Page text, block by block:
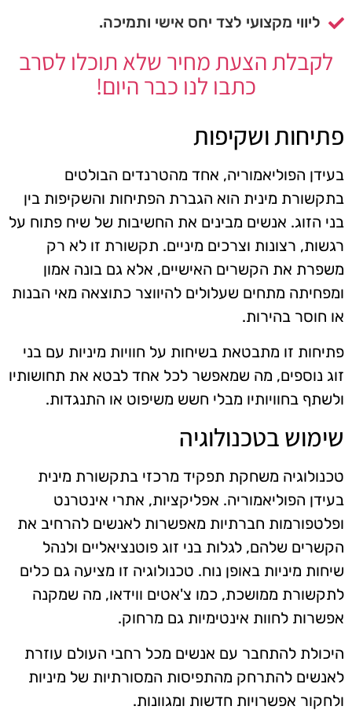
ליווי מקצועי לצד יחס אישי ותמיכה.
לקבלת הצעת מחיר שלא תוכלו לסרב
כתבו לנו כבר היום!
פתיחות ושקיפות
בעידן הפוליאמוריה, אחד מהטרנדים הבולטים
בתקשורת מינית הוא הגברת הפתיחות והשקיפות בין
בני הזוג. אנשים מבינים את החשיבות של שיח פתוח על
רגשות, רצונות וצרכים מיניים. תקשורת זו לא רק
משפרת את הקשרים האישיים, אלא גם בונה אמון
ומפחיתה מתחים שעלולים להיווצר כתוצאה מאי הבנות
או חוסר בהירות.
פתיחות זו מתבטאת בשיחות על חוויות מיניות עם בני
זוג נוספים, מה שמאפשר לכל אחד לבטא את תחושותיו
ולשתף בחוויותיו מבלי חשש משיפוט או התנגדות.
שימוש בטכנולוגיה
טכנולוגיה משחקת תפקיד מרכזי בתקשורת מינית
בעידן הפוליאמוריה. אפליקציות, אתרי אינטרנט
ופלטפורמות חברתיות מאפשרות לאנשים להרחיב את
הקשרים שלהם, לגלות בני זוג פוטנציאליים ולנהל
שיחות מיניות באופן נוח. טכנולוגיה זו מציעה גם כלים
לתקשורת ממושכת, כמו צ'אטים ווידאו, מה שמקנה
אפשרות לחוות אינטימיות גם מרחוק.
היכולת להתחבר עם אנשים מכל רחבי העולם עוזרת
לאנשים להתרחק מהתפיסות המסורתיות של מיניות
ולחקור אפשרויות חדשות ומגוונות.